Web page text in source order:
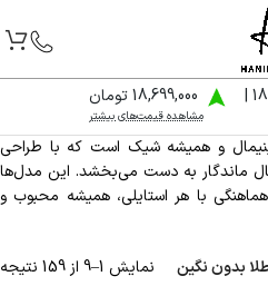
18,699,000 تومان
مشاهده قیمت‌های بیشتر
و همیشه شیک است که با طراحی
ماندگار به دست می‌بخشد. این مدل‌ها
با هر استایلی، همیشه محبوب و
بدون نگین
نمایش 1–9 از 159 نتیجه